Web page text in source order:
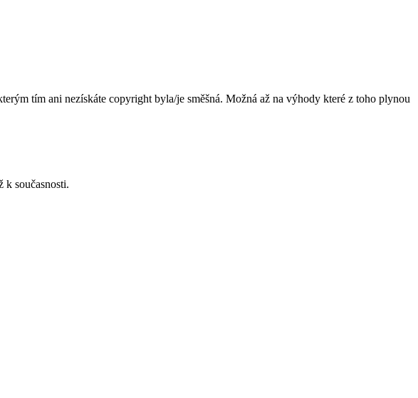
tím ani nezískáte copyright byla/je směšná. Možná až na výhody které z toho plynou
k současnosti.